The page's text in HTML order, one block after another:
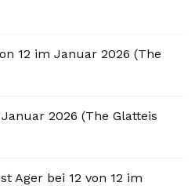
12 im Januar 2026 (The
2026 (The Glatteis
Ager bei 12 von 12 im